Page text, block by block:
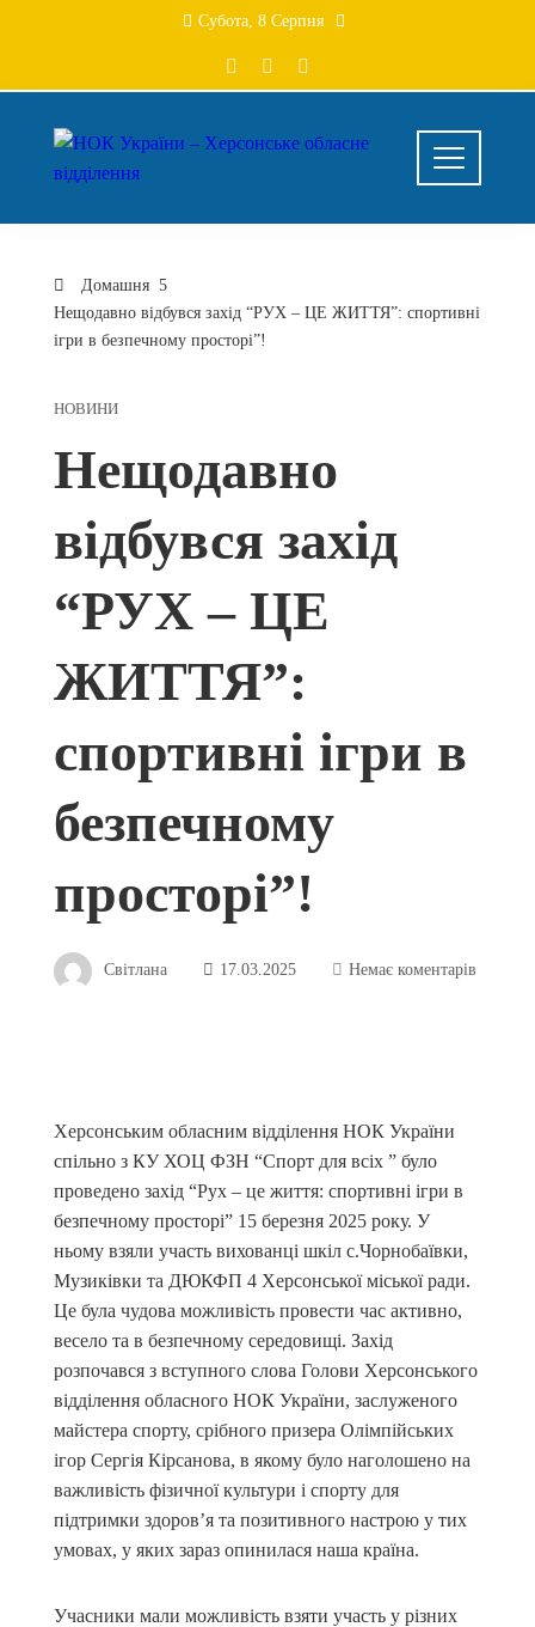
Субота, 8 Серпня
Домашня
Нещодавно відбувся захід “РУХ – ЦЕ ЖИТТЯ”: спортивні
ігри в безпечному просторі”!
НОВИНИ
Нещодавно
відбувся захід
“РУХ – ЦЕ
ЖИТТЯ”:
спортивні ігри в
безпечному
просторі”!
Світлана 17.03.2025 Немає коментарів
Херсонським обласним відділення НОК України
спільно з КУ ХОЦ ФЗН “Спорт для всіх ” було
проведено захід “Рух – це життя: спортивні ігри в
безпечному просторі” 15 березня 2025 року. У
ньому взяли участь вихованці шкіл с.Чорнобаївки,
Музиківки та ДЮКФП 4 Херсонської міської ради.
Це була чудова можливість провести час активно,
весело та в безпечному середовищі. Захід
розпочався з вступного слова Голови Херсонського
відділення обласного НОК України, заслуженого
майстера спорту, срібного призера Олімпійських
ігор Сергія Кірсанова, в якому було наголошено на
важливість фізичної культури і спорту для
підтримки здоров’я та позитивного настрою у тих
умовах, у яких зараз опинилася наша країна.
Учасники мали можливість взяти участь у різних